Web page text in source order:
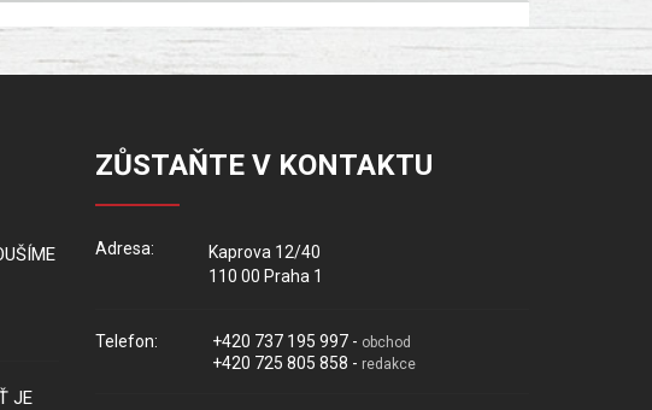
JE
ZŮSTAŇTE V KONTAKTU
Adresa:
Kaprova 12/40
110 00 Praha 1
Telefon: +420 737 195 997 - obchod
+420 725 805 858 - redakce